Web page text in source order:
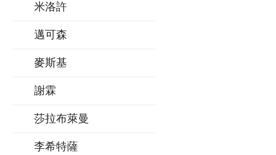
米洛許
邁可森
麥斯基
謝霖
莎拉布萊曼
李希特薩